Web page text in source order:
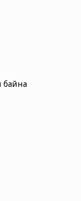
байна